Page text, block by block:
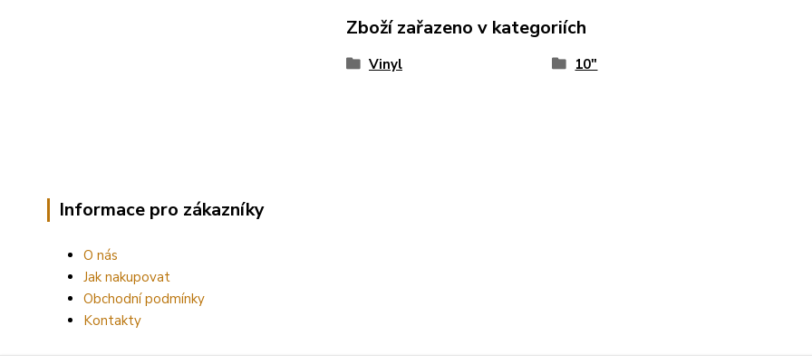
Zboží zařazeno v kategoriích
Vinyl 10"
Informace pro zákazníky
O nás
Jak nakupovat
Obchodní podmínky
Kontakty